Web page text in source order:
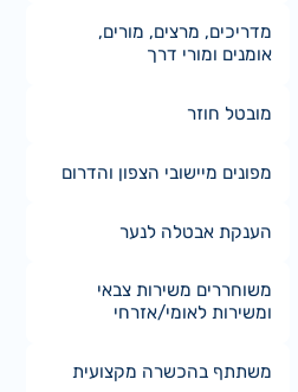
מדריכים, מרצים, מורים,
אומנים ומורי דרך
מובטל חוזר
מפונים מיישובי הצפון והדרום
הענקת אבטלה לנער
משוחררים משירות צבאי
ומשירות לאומי/אזרחי
משתתף בהכשרה מקצועית